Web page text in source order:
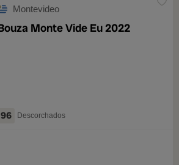
Montevideo
Monte Vide Eu 2022
96 Descorchados